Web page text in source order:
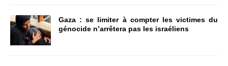
Gaza : se limiter à compter les victimes du
génocide n’arrêtera pas les israéliens